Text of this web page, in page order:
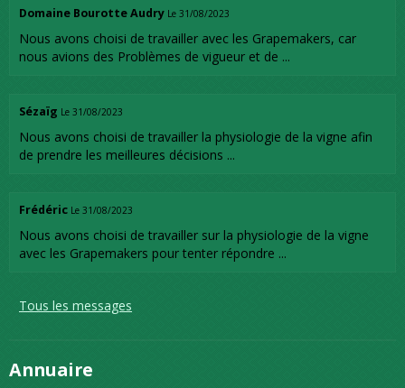
Domaine Bourotte Audry Le 31/08/2023
Nous avons choisi de travailler avec les Grapemakers, car
nous avions des Problèmes de vigueur et de ...
Sézaïg Le 31/08/2023
Nous avons choisi de travailler la physiologie de la vigne afin
de prendre les meilleures décisions ...
Frédéric Le 31/08/2023
Nous avons choisi de travailler sur la physiologie de la vigne
avec les Grapemakers pour tenter répondre ...
Tous les messages
Annuaire